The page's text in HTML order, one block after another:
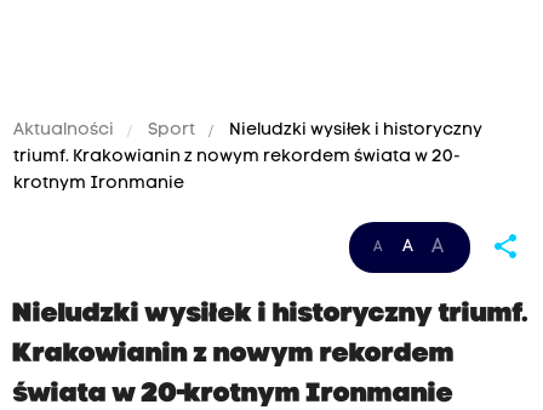
Aktualności Sport
Nieludzki wysiłek i historyczny
triumf. Krakowianin z nowym rekordem świata w 20-
krotnym Ironmanie
A A A share
Nieludzki wysiłek i historyczny triumf.
Krakowianin z nowym rekordem
świata w 20-krotnym Ironmanie